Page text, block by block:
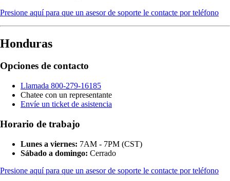
Presione aquí para que un asesor de soporte le contacte por teléfono
Honduras
Opciones de contacto
Llamada 800-279-16185
Chatee con un representante
Envíe un ticket de asistencia
Horario de trabajo
Lunes a viernes: 7AM - 7PM (CST)
Sábado a domingo: Cerrado
Presione aquí para que un asesor de soporte le contacte por teléfono